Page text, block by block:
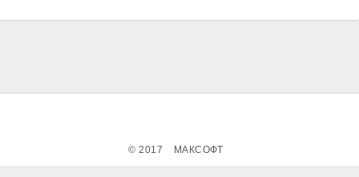
© 2017 МАКСОФТ